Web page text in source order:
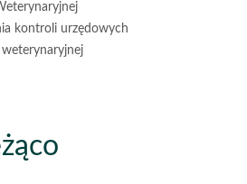
kontroli urzędowych